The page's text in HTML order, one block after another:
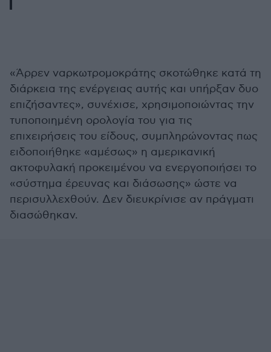
«Άρρεν ναρκωτρομοκράτης σκοτώθηκε κατά τη
διάρκεια της ενέργειας αυτής και υπήρξαν δυο
επιζήσαντες», συνέχισε, χρησιμοποιώντας την
τυποποιημένη ορολογία του για τις
επιχειρήσεις του είδους, συμπληρώνοντας πως
ειδοποιήθηκε «αμέσως» η αμερικανική
ακτοφυλακή προκειμένου να ενεργοποιήσει το
«σύστημα έρευνας και διάσωσης» ώστε να
περισυλλεχθούν. Δεν διευκρίνισε αν πράγματι
διασώθηκαν.